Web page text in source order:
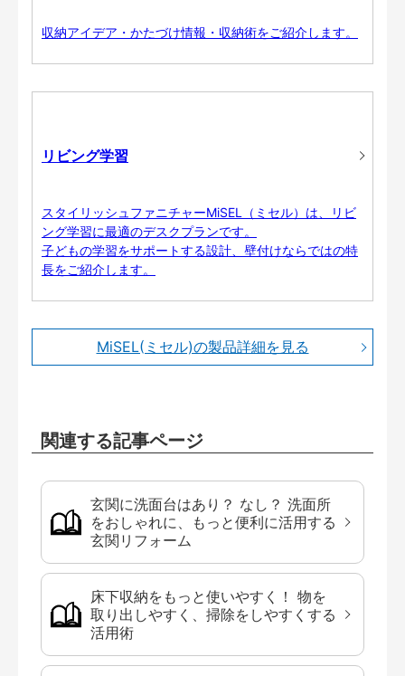
収納アイデア・かたづけ情報・収納術をご紹介します。
リビング学習
スタイリッシュファニチャーMiSEL（ミセル）は、リビ
ング学習に最適のデスクプランです。
子どもの学習をサポートする設計、壁付けならではの特
長をご紹介します。
MiSEL(ミセル)の製品詳細を見る
関連する記事ページ
玄関に洗面台はあり？ なし？ 洗面所
をおしゃれに、もっと便利に活用する
玄関リフォーム
床下収納をもっと使いやすく！ 物を
取り出しやすく、掃除をしやすくする
活用術